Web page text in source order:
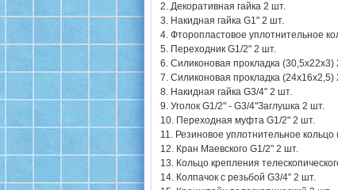
2. Декоративная гайка 2 шт.
3. Накидная гайка G1" 2 шт.
4. Фторопластовое уплотнительное
5. Переходник G1/2" 2 шт.
6. Силиконовая прокладка (30,5х22х3)
7. Силиконовая прокладка (24х16х2,5)
8. Накидная гайка G3/4" 2 шт.
9. Уголок G1/2" - G3/4"Заглушка 2 шт.
10. Переходная муфта G1/2" 2 шт.
11. Резиновое уплотнительное
12. Кран Маевского G1/2" 2 шт.
13. Кольцо крепления
14. Колпачок с резьбой G3/4" 2 шт.